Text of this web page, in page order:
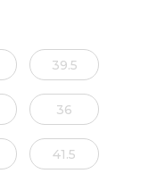
39.5
36
41.5